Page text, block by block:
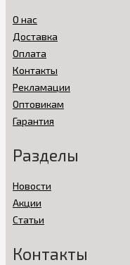
О нас
Доставка
Оплата
Контакты
Рекламации
Оптовикам
Гарантия
Разделы
Новости
Акции
Статьи
Контакты